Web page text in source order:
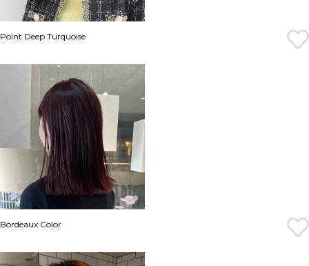
Point Deep Turquoise
Bordeaux Color